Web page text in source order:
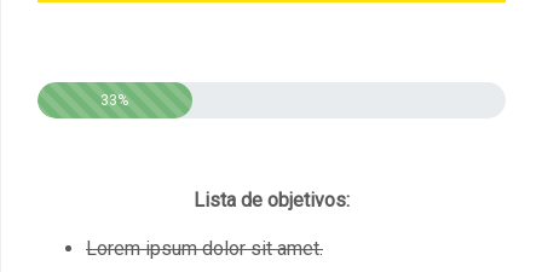
33%
Lista de objetivos:
Lorem ipsum dolor sit amet.